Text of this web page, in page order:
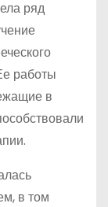
ряд
работы
в
в том